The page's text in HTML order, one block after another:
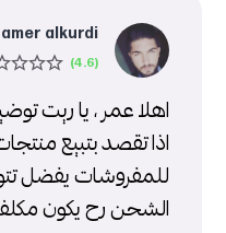
alkurdi
اهلا عمر ، يا ريت
اذا تقصد بتبيع
للمفروشات يفضل
الشحن رح يكون